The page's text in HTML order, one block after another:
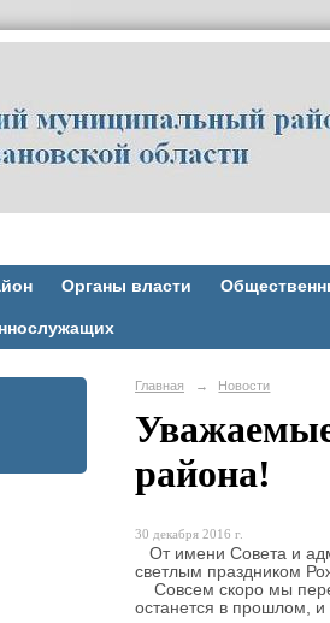
Органы власти
Главная → Новости
района!
30 декабря 2016 г.
От имени Совета и
светлым праздником
Совсем скоро мы
останется в прошлом, и